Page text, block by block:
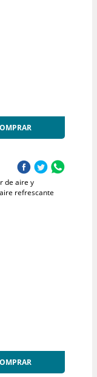
de aire y
refrescante